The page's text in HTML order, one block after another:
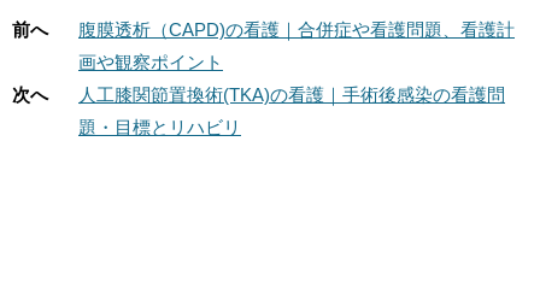
前へ
腹膜透析（CAPD)の看護｜合併症や看護問題、看護計
画や観察ポイント
次へ
人工膝関節置換術(TKA)の看護｜手術後感染の看護問
題・目標とリハビリ